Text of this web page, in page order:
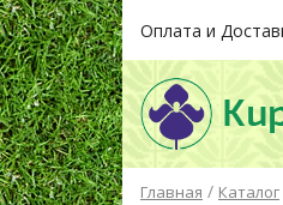
Оплата и
Главная / Каталог